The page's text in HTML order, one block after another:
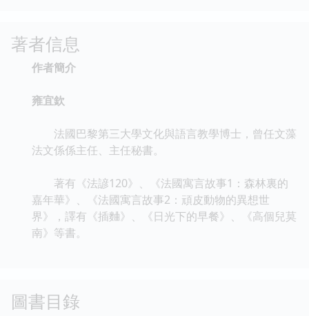
著者信息
作者簡介
雍宜欽
法國巴黎第三大學文化與語言教學博士，曾任文藻
法文係係主任、主任秘書。
著有《法諺120》、《法國寓言故事1：森林裏的
嘉年華》、《法國寓言故事2：頑皮動物的異想世
界》，譯有《插麯》、《日光下的早餐》、《高個兒莫
南》等書。
圖書目錄